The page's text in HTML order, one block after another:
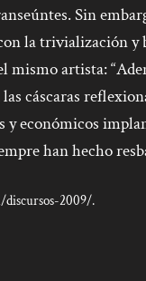
Sin
la trivialización y
mismo artista: “
cáscaras
y económicos
han hecho
2009/.